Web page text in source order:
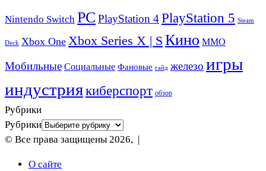
Nintendo Switch PC PlayStation 4PlayStation 5 Steam
Deck Xbox One Xbox Series X | S Кино ММО
Мобильные Социальные Фановые гайд железо игры
индустриякиберспорт обзор
Рубрики
Рубрики
© Все права защищены 2026, |
О сайте